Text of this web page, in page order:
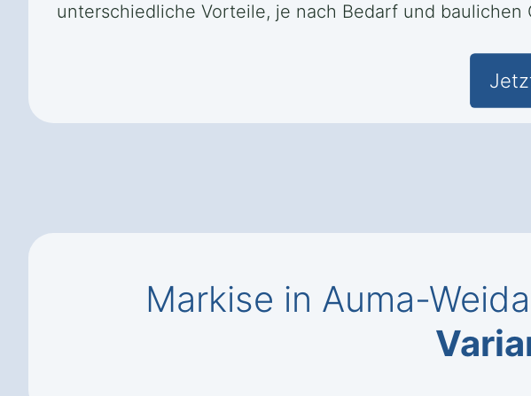
unterschiedliche Vorteile, je nach Bedarf und baulichen
Markise in Auma-